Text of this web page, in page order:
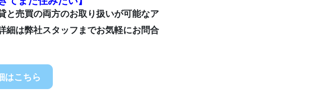
と売買の両方のお取り扱いが可能なア
細は弊社スタッフまでお気軽にお問合
はこちら